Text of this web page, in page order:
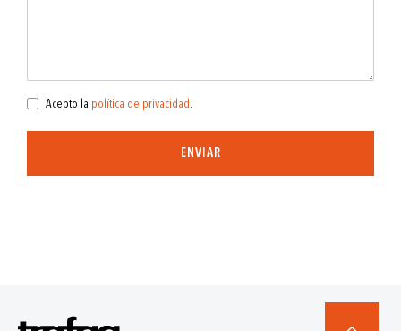
Acepto la política de privacidad.
ENVIAR